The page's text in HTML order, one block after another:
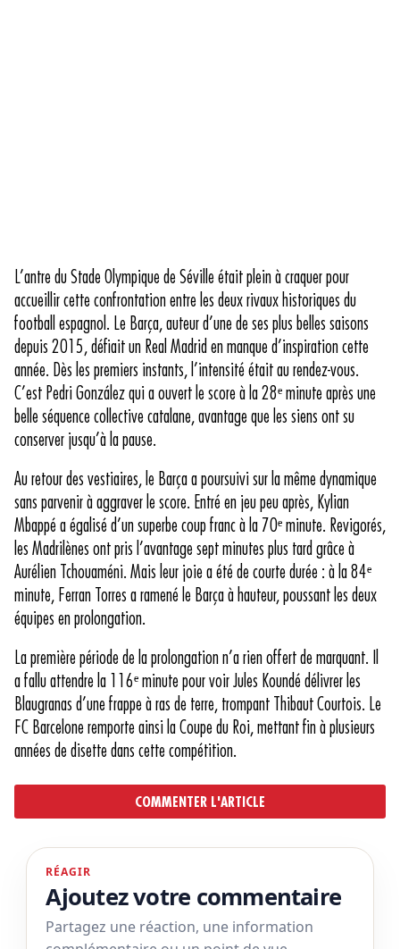
L’antre du Stade Olympique de Séville était plein à craquer pour
accueillir cette confrontation entre les deux rivaux historiques du
football espagnol. Le Barça, auteur d’une de ses plus belles saisons
depuis 2015, défiait un Real Madrid en manque d’inspiration cette
année. Dès les premiers instants, l’intensité était au rendez-vous.
C’est Pedri González qui a ouvert le score à la 28ᵉ minute après une
belle séquence collective catalane, avantage que les siens ont su
conserver jusqu’à la pause.
Au retour des vestiaires, le Barça a poursuivi sur la même dynamique
sans parvenir à aggraver le score. Entré en jeu peu après, Kylian
Mbappé a égalisé d’un superbe coup franc à la 70ᵉ minute. Revigorés,
les Madrilènes ont pris l’avantage sept minutes plus tard grâce à
Aurélien Tchouaméni. Mais leur joie a été de courte durée : à la 84ᵉ
minute, Ferran Torres a ramené le Barça à hauteur, poussant les deux
équipes en prolongation.
La première période de la prolongation n’a rien offert de marquant. Il
a fallu attendre la 116ᵉ minute pour voir Jules Koundé délivrer les
Blaugranas d’une frappe à ras de terre, trompant Thibaut Courtois. Le
FC Barcelone remporte ainsi la Coupe du Roi, mettant fin à plusieurs
années de disette dans cette compétition.
COMMENTER L'ARTICLE
RÉAGIR
Ajoutez votre commentaire
Partagez une réaction, une information